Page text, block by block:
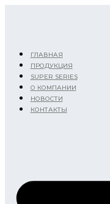
ГЛАВНАЯ
ПРОДУКЦИЯ
SUPER SERIES
О КОМПАНИИ
НОВОСТИ
КОНТАКТЫ